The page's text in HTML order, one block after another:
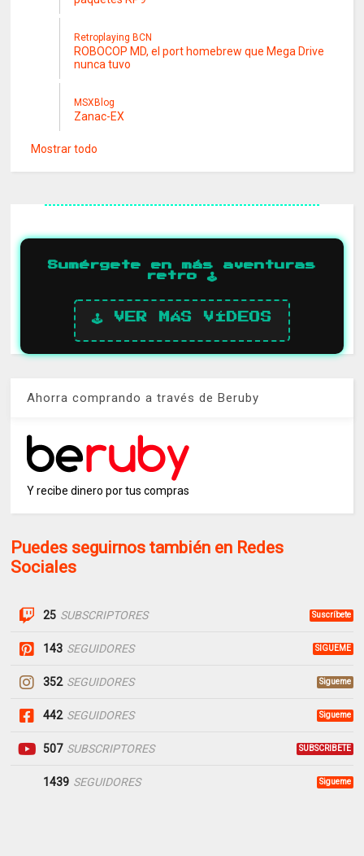
Retroplaying BCN
ROBOCOP MD, el port homebrew que Mega Drive
nunca tuvo
MSXBlog
Zanac-EX
Mostrar todo
Sumérgete en más aventuras
retro 🕹️
🕹️ VER MÁS VÍDEOS
Ahorra comprando a través de Beruby
Y recibe dinero por tus compras
Puedes seguirnos también en Redes
Sociales
25 SUBSCRIPTORES Suscríbete
143 SEGUIDORES SIGUEME
352 SEGUIDORES Sigueme
442 SEGUIDORES Sigueme
507 SUBSCRIPTORES SUBSCRIBETE
1439 SEGUIDORES Sigueme